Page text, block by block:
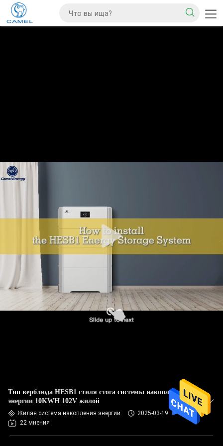
Тип верблюда HESB1 стиля стога системы накопления
энергии 10KWH 102V жилой
Жилая система накопления энергии
2025-03-19
22 мнения